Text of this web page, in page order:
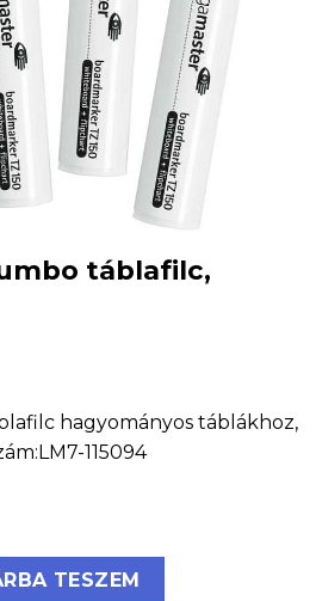
táblafilc,
hagyományos táblákhoz,
115094
TZ150, 4 szín mennyiség
TESZEM